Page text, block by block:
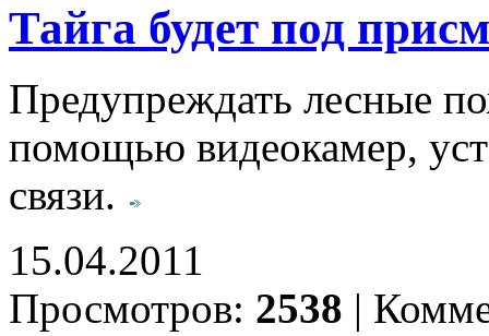
Тайга будет под
Предупреждать лесные
помощью видеокамер,
связи.
15.04.2011
Просмотров: 2538 |